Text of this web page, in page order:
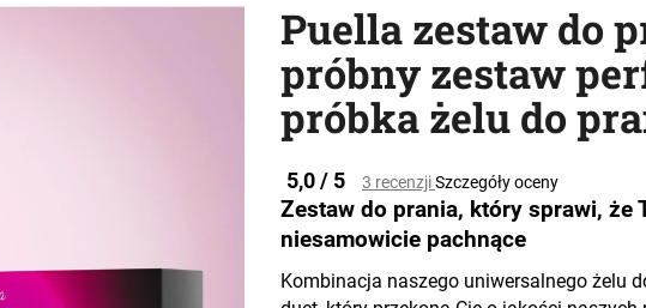
Puella zestaw do
próbny zestaw
próbka żelu do
Średnia
ocena
produktu
wynosi
na
5,0 / 5 3 recenzjiSzczegóły oceny
Zestaw do prania, który sprawi, że
niesamowicie pachnące
Kombinacja naszego uniwersalnego żelu